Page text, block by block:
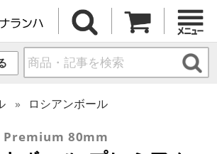
ロシアンボール
80mm